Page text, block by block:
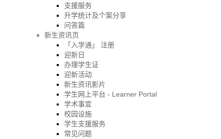
支援服务
升学统计及个案分享
问答篇
新生资讯页
「入学通」 注册
迎新日
办理学生证
迎新活动
新生资讯影片
学生网上平台 - Learner Portal
学术事宜
校园设施
学生支援服务
常见问题